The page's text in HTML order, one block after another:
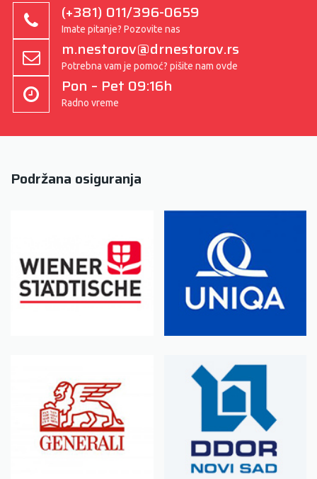
(+381) 011/396-0659
Imate pitanje? Pozovite nas
m.nestorov@drnestorov.rs
Potrebna vam je pomoć? pišite nam ovde
Pon – Pet 09:16h
Radno vreme
Podržana osiguranja